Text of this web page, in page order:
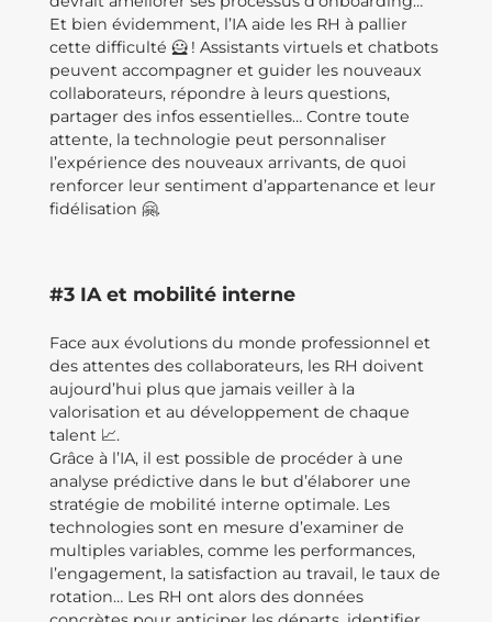
Et bien évidemment, l’IA aide les RH à pallier
cette difficulté 🦸 ! Assistants virtuels et chatbots
peuvent accompagner et guider les nouveaux
collaborateurs, répondre à leurs questions,
partager des infos essentielles… Contre toute
attente, la technologie peut personnaliser
l’expérience des nouveaux arrivants, de quoi
renforcer leur sentiment d’appartenance et leur
fidélisation 🤗.
#3 IA et mobilité interne
Face aux évolutions du monde professionnel et
des attentes des collaborateurs, les RH doivent
aujourd’hui plus que jamais veiller à la
valorisation et au développement de chaque
talent 📈.
Grâce à l’IA, il est possible de procéder à une
analyse prédictive dans le but d’élaborer une
stratégie de mobilité interne optimale. Les
technologies sont en mesure d’examiner de
multiples variables, comme les performances,
l’engagement, la satisfaction au travail, le taux de
rotation… Les RH ont alors des données